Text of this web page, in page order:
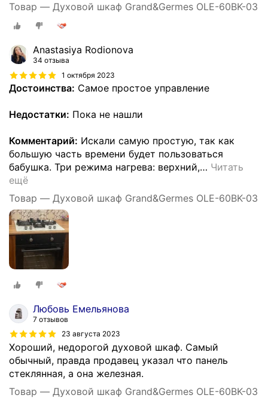
Товар — Духовой шкаф Grand&Germes OLE-60BK-03
Anastasiya Rodionova
34 отзыва
1 октября 2023
Достоинства: Самое простое управление
Недостатки: Пока не нашли
Комментарий: Искали самую простую, так как
большую часть времени будет пользоваться
бабушка. Три режима нагрева: верхний,… Читать
ещё
Товар — Духовой шкаф Grand&Germes OLE-60BK-03
Любовь Емельянова
7 отзывов
23 августа 2023
Хороший, недорогой духовой шкаф. Самый
обычный, правда продавец указал что панель
стеклянная, а она железная.
Товар — Духовой шкаф Grand&Germes OLE-60BK-03